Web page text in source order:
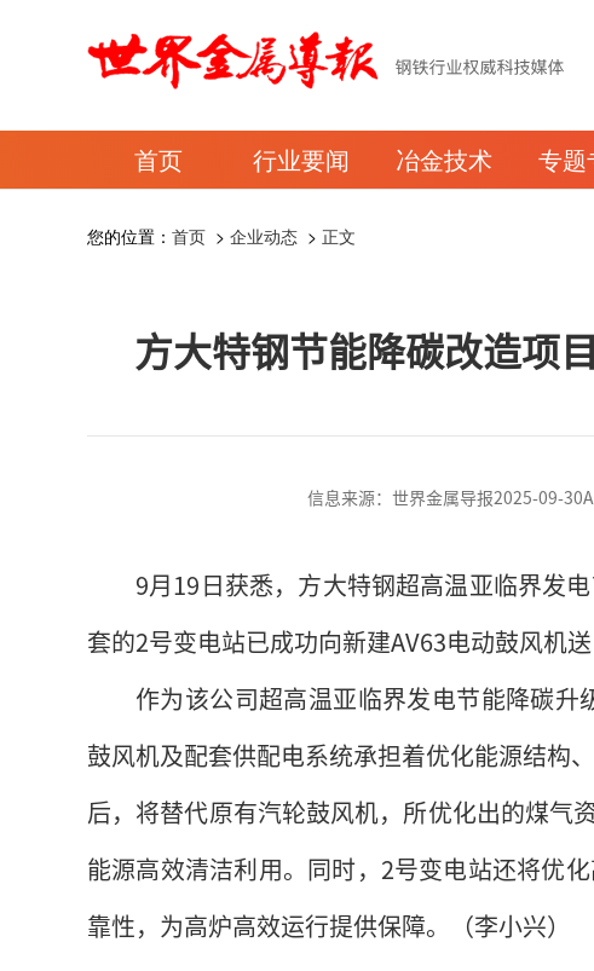
首页 行业要闻 冶金技术 专题
您的位置： 首页 > 企业动态 > 正文
方大特钢节能降碳改造项
信息来源：世界金属导报2025-09-
9月19日获悉，方大特钢超高温亚临界发
套的2号变电站已成功向新建AV63电动鼓风机送
作为该公司超高温亚临界发电节能降碳升
鼓风机及配套供配电系统承担着优化能源结构
后，将替代原有汽轮鼓风机，所优化出的煤气
能源高效清洁利用。同时，2号变电站还将优
靠性，为高炉高效运行提供保障。（李小兴）